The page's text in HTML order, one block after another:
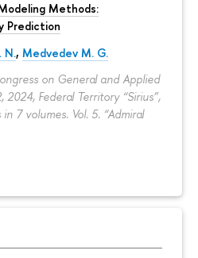
Methods:
Prediction
N., Medvedev M. G.
on General and Applied
Federal Territory “Sirius”,
7 volumes. Vol. 5. “Admiral